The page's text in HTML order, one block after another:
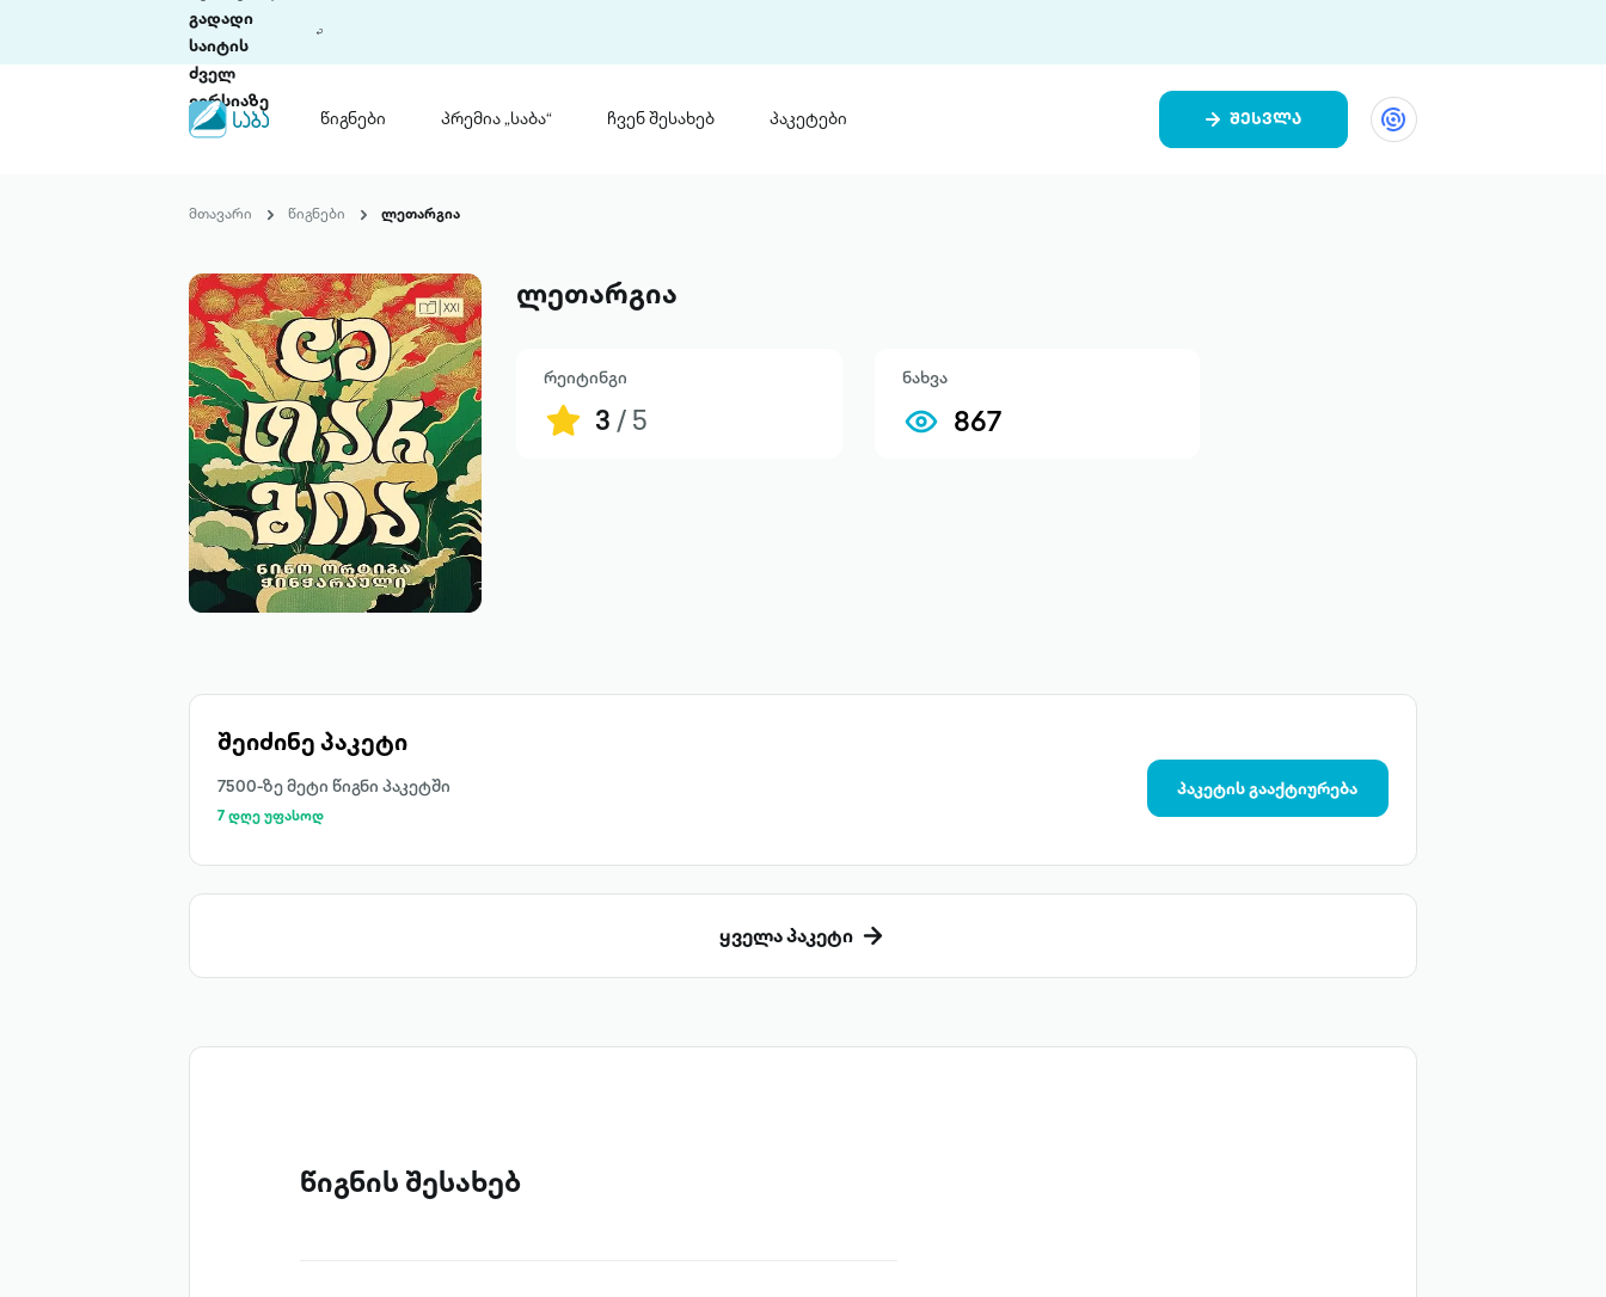
გადადი
საიტის
ძველ
ვერსიაზე
წიგნები პრემია „საბა“
ლიტერატურული პრემია „საბა“
წესდება
საკონკურსო განაცხადი
ჩვენ შესახებ პაკეტები შესვლა
ჩვენ შესახებ
პაკეტები
მთავარი წიგნები ლეთარგია
ლეთარგია
რეიტინგი
3/ 5
ნახვა
867
შეიძინე პაკეტი
7500-ზე მეტი წიგნი პაკეტში
7 დღე უფასოდ
პაკეტის გააქტიურება
ყველა პაკეტი
წიგნის შესახებ